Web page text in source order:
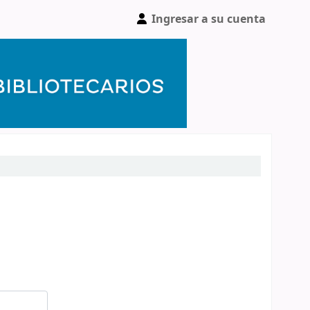
Ingresar a su cuenta